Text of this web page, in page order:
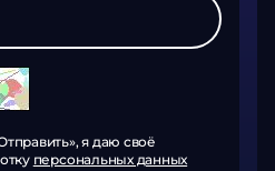
я даю своё
персональных данных